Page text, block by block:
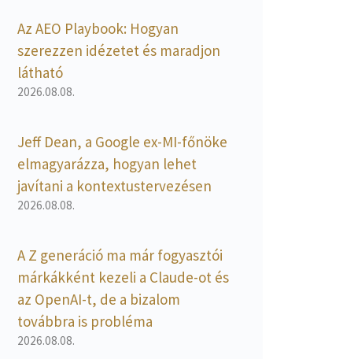
Az AEO Playbook: Hogyan
szerezzen idézetet és maradjon
látható
2026.08.08.
Jeff Dean, a Google ex-MI-főnöke
elmagyarázza, hogyan lehet
javítani a kontextustervezésen
2026.08.08.
A Z generáció ma már fogyasztói
márkákként kezeli a Claude-ot és
az OpenAI-t, de a bizalom
továbbra is probléma
2026.08.08.